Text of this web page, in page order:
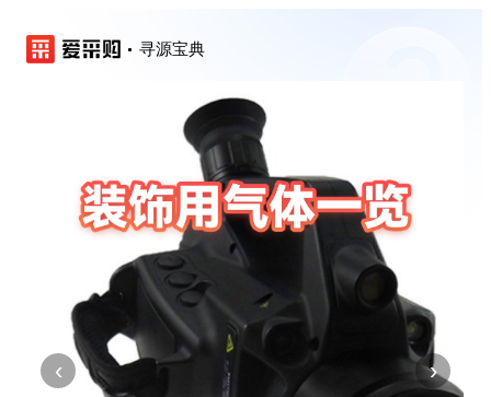
寻源宝典
‹ ›